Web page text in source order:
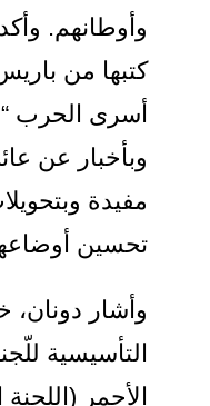
وأكد
من باريس، أنه
الحرب
عن عائلاتهم
وبتحويلات
أوضاعهم
دونان، خلال
للّجنة